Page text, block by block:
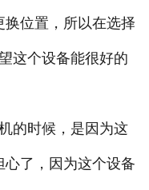
位置，所以在选择
这个设备能很好的
的时候，是因为这
了，因为这个设备